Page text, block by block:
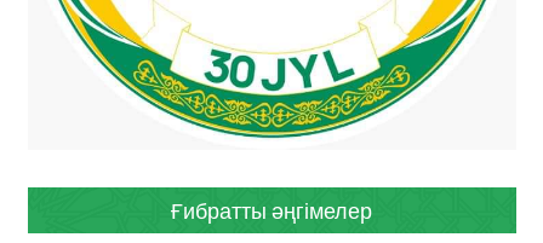
Ғибратты әңгімелер